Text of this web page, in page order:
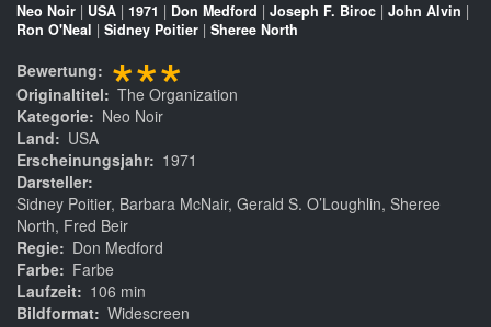
Neo Noir | USA | 1971 | Don Medford | Joseph F. Biroc | John Alvin |
Ron O'Neal | Sidney Poitier | Sheree North
Bewertung ***
Originaltitel
The Organization
Kategorie
Neo Noir
Land
USA
Erscheinungsjahr
1971
Darsteller
Sidney Poitier, Barbara McNair, Gerald S. O’Loughlin, Sheree
North, Fred Beir
Regie
Don Medford
Farbe
Farbe
Laufzeit
106 min
Bildformat Widescreen